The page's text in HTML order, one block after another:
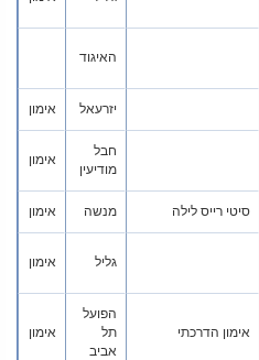
האיגוד
יזרעאל אימון
חבל
מודיעין
אימון
סיטי רייס לילה מנשה אימון
גליל אימון
אימון הדרכתי
הפועל
תל
אביב
אימון